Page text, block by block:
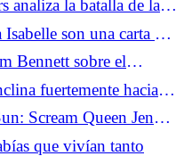
analiza la batalla de la
3
son una carta de
Bennett sobre el
todofuertemente hacia la
ello
Scream Queen Jenna
en la película
que vivían tanto